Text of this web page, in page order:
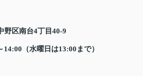
野区南台4丁目40-9
（水曜日は13:00まで）